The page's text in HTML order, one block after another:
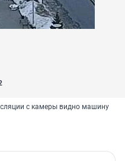
с камеры видно машину